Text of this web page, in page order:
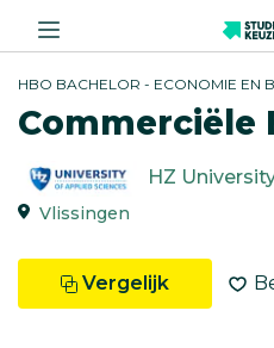
HBO BACHELOR - ECONOMIE EN
Commerciële
HZ
Vlissingen
Vergelijk